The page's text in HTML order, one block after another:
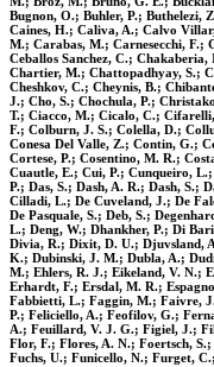
Bugnon, O.; Buhler, P.; Buthelezi,
Caines, H.; Caliva, A.; Calvo
M.; Carabas, M.; Carnesecchi, F.;
Ceballos Sanchez, C.;
Chartier, M.; Chattopadhyay, S.;
Cheshkov, C.; Cheynis, B.;
J.; Cho, S.; Chochula, P.;
T.; Ciacco, M.; Cicalo, C.;
F.; Colburn, J. S.; Colella, D.;
Conesa Del Valle, Z.; Contin, G.;
Cortese, P.; Cosentino, M. R.;
Cuautle, E.; Cui, P.; Cunqueiro,
P.; Das, S.; Dash, A. R.; Dash, S.;
Cilladi, L.; De Cuveland, J.; De
De Pasquale, S.; Deb, S.;
L.; Deng, W.; Dhankher, P.; Di
Divia, R.; Dixit, D. U.; Djuvsland,
K.; Dubinski, J. M.; Dubla, A.;
M.; Ehlers, R. J.; Eikeland, V. N.;
Erhardt, F.; Ersdal, M. R.;
Fabbietti, L.; Faggin, M.; Faivre,
P.; Feliciello, A.; Feofilov, G.;
A.; Feuillard, V. J. G.; Figiel, J.;
Flor, F.; Flores, A. N.; Foertsch,
Fuchs, U.; Funicello, N.; Furget,